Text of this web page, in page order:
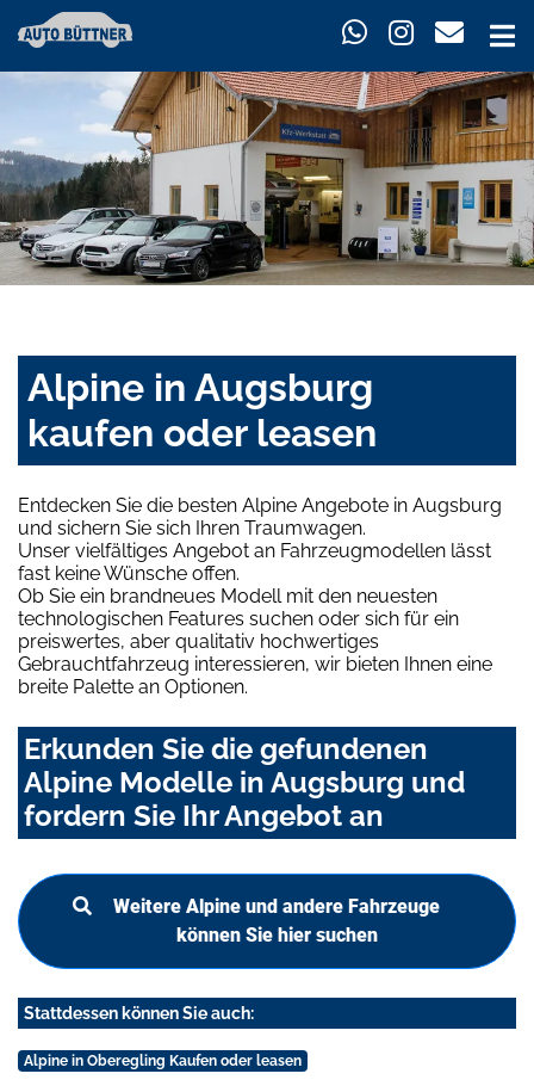
Alpine in Augsburg
kaufen oder leasen
Entdecken Sie die besten Alpine Angebote in Augsburg
und sichern Sie sich Ihren Traumwagen.
Unser vielfältiges Angebot an Fahrzeugmodellen lässt
fast keine Wünsche offen.
Ob Sie ein brandneues Modell mit den neuesten
technologischen Features suchen oder sich für ein
preiswertes, aber qualitativ hochwertiges
Gebrauchtfahrzeug interessieren, wir bieten Ihnen eine
breite Palette an Optionen.
Erkunden Sie die gefundenen
Alpine Modelle in Augsburg und
fordern Sie Ihr Angebot an
Weitere Alpine und andere Fahrzeuge
können Sie hier suchen
Stattdessen können Sie auch:
Alpine in Oberegling Kaufen oder leasen